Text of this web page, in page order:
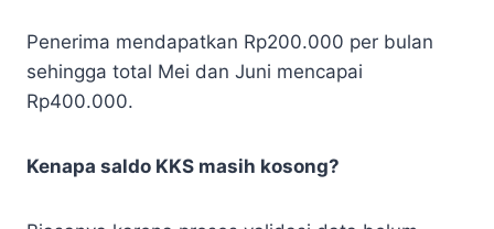
Penerima mendapatkan Rp200.000 per bulan
sehingga total Mei dan Juni mencapai
Rp400.000.
Kenapa saldo KKS masih kosong?